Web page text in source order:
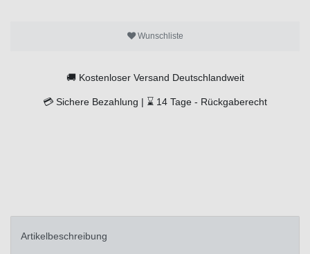
Wunschliste
🚚 Kostenloser Versand Deutschlandweit
💳 Sichere Bezahlung | ⌛ 14 Tage - Rückgaberecht
Artikelbeschreibung